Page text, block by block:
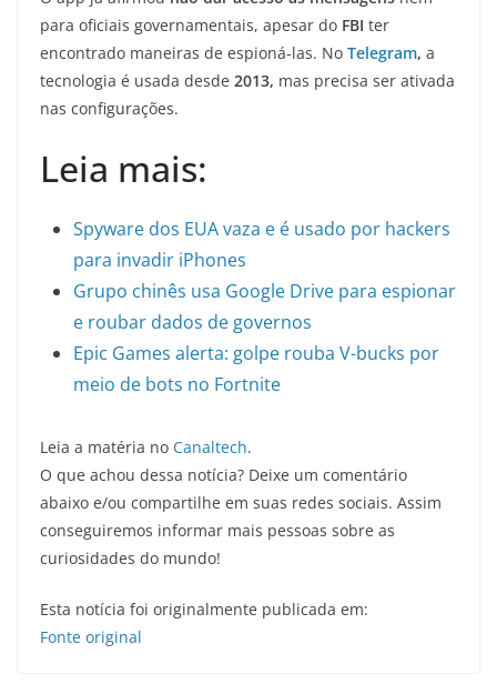
para oficiais governamentais, apesar do FBI ter
encontrado maneiras de espioná-las. No Telegram, a
tecnologia é usada desde 2013, mas precisa ser ativada
nas configurações.
Leia mais:
Spyware dos EUA vaza e é usado por hackers
para invadir iPhones
Grupo chinês usa Google Drive para espionar
e roubar dados de governos
Epic Games alerta: golpe rouba V-bucks por
meio de bots no Fortnite
Leia a matéria no Canaltech.
O que achou dessa notícia? Deixe um comentário
abaixo e/ou compartilhe em suas redes sociais. Assim
conseguiremos informar mais pessoas sobre as
curiosidades do mundo!
Esta notícia foi originalmente publicada em:
Fonte original